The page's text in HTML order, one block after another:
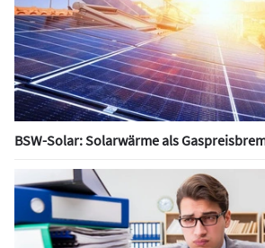
BSW-Solar: Solarwärme als